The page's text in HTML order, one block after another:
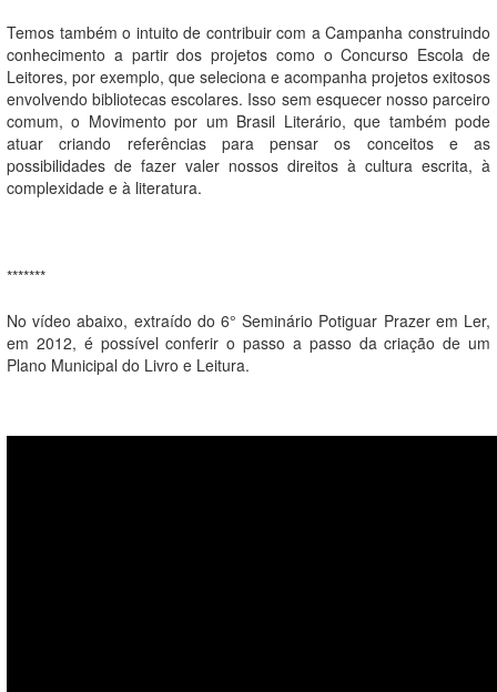
Temos também o intuito de contribuir com a Campanha construindo
conhecimento a partir dos projetos como o Concurso Escola de
Leitores, por exemplo, que seleciona e acompanha projetos exitosos
envolvendo bibliotecas escolares. Isso sem esquecer nosso parceiro
comum, o Movimento por um Brasil Literário, que também pode
atuar criando referências para pensar os conceitos e as
possibilidades de fazer valer nossos direitos à cultura escrita, à
complexidade e à literatura.
*******
No vídeo abaixo, extraído do 6° Seminário Potiguar Prazer em Ler,
em 2012, é possível conferir o passo a passo da criação de um
Plano Municipal do Livro e Leitura.